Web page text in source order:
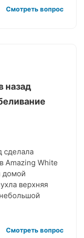
Смотреть вопрос
назад
сделала
Amazing White
домой
верхняя
Смотреть вопрос